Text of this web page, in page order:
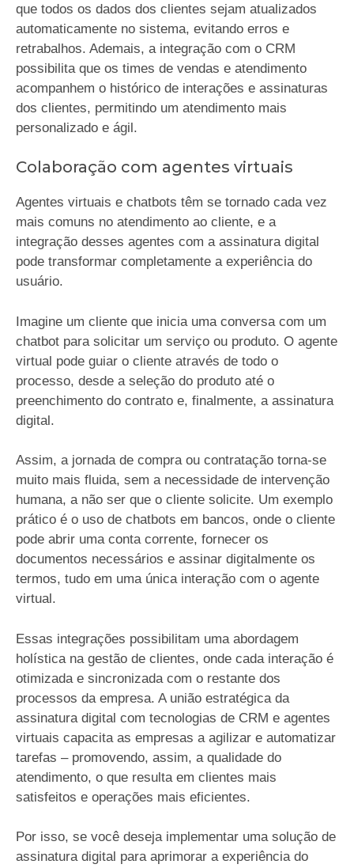
que todos os dados dos clientes sejam atualizados
automaticamente no sistema, evitando erros e
retrabalhos. Ademais, a integração com o CRM
possibilita que os times de vendas e atendimento
acompanhem o histórico de interações e assinaturas
dos clientes, permitindo um atendimento mais
personalizado e ágil.
Colaboração com agentes virtuais
Agentes virtuais e chatbots têm se tornado cada vez
mais comuns no atendimento ao cliente, e a
integração desses agentes com a assinatura digital
pode transformar completamente a experiência do
usuário.
Imagine um cliente que inicia uma conversa com um
chatbot para solicitar um serviço ou produto. O agente
virtual pode guiar o cliente através de todo o
processo, desde a seleção do produto até o
preenchimento do contrato e, finalmente, a assinatura
digital.
Assim, a jornada de compra ou contratação torna-se
muito mais fluida, sem a necessidade de intervenção
humana, a não ser que o cliente solicite. Um exemplo
prático é o uso de chatbots em bancos, onde o cliente
pode abrir uma conta corrente, fornecer os
documentos necessários e assinar digitalmente os
termos, tudo em uma única interação com o agente
virtual.
Essas integrações possibilitam uma abordagem
holística na gestão de clientes, onde cada interação é
otimizada e sincronizada com o restante dos
processos da empresa. A união estratégica da
assinatura digital com tecnologias de CRM e agentes
virtuais capacita as empresas a agilizar e automatizar
tarefas – promovendo, assim, a qualidade do
atendimento, o que resulta em clientes mais
satisfeitos e operações mais eficientes.
Por isso, se você deseja implementar uma solução de
assinatura digital para aprimorar a experiência do